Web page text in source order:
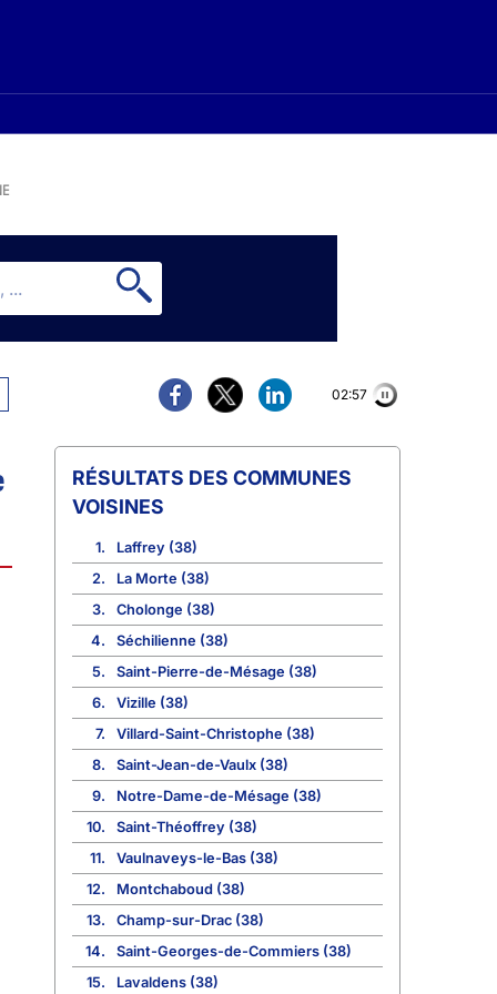
02:56
COMMUNES
VOISINES
1.
Laffrey (38)
2.
La Morte (38)
3.
Cholonge (38)
4.
Séchilienne (38)
5.
Saint-Pierre-de-Mésage (38)
6.
Vizille (38)
7.
Villard-Saint-Christophe (38)
8.
Saint-Jean-de-Vaulx (38)
9.
Notre-Dame-de-Mésage (38)
10.
Saint-Théoffrey (38)
11.
Vaulnaveys-le-Bas (38)
12.
Montchaboud (38)
13.
Champ-sur-Drac (38)
14.
Saint-Georges-de-Commiers (38)
15.
Lavaldens (38)